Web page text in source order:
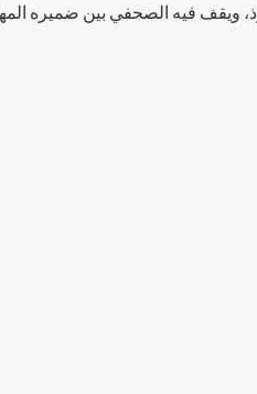
ويقف فيه الصحفي بين ضميره